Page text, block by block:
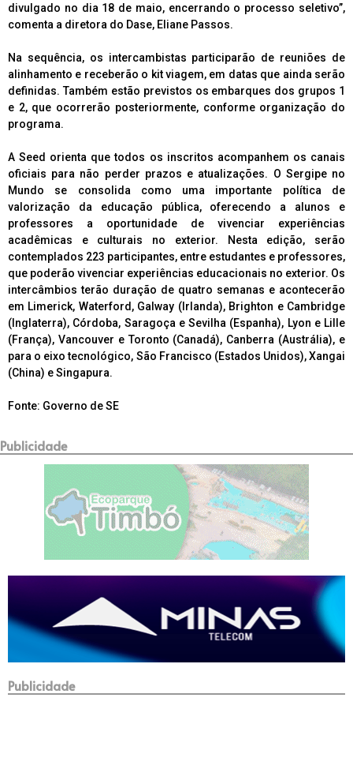
divulgado no dia 18 de maio, encerrando o processo seletivo”,
comenta a diretora do Dase, Eliane Passos.
Na sequência, os intercambistas participarão de reuniões de
alinhamento e receberão o kit viagem, em datas que ainda serão
definidas. Também estão previstos os embarques dos grupos 1
e 2, que ocorrerão posteriormente, conforme organização do
programa.
A Seed orienta que todos os inscritos acompanhem os canais
oficiais para não perder prazos e atualizações. O Sergipe no
Mundo se consolida como uma importante política de
valorização da educação pública, oferecendo a alunos e
professores a oportunidade de vivenciar experiências
acadêmicas e culturais no exterior. Nesta edição, serão
contemplados 223 participantes, entre estudantes e professores,
que poderão vivenciar experiências educacionais no exterior. Os
intercâmbios terão duração de quatro semanas e acontecerão
em Limerick, Waterford, Galway (Irlanda), Brighton e Cambridge
(Inglaterra), Córdoba, Saragoça e Sevilha (Espanha), Lyon e Lille
(França), Vancouver e Toronto (Canadá), Canberra (Austrália), e
para o eixo tecnológico, São Francisco (Estados Unidos), Xangai
(China) e Singapura.
Fonte: Governo de SE
Publicidade
Publicidade